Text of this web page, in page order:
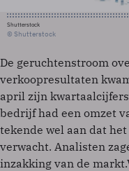
Shutterstock
© Shutterstock
De geruchtenstroom
verkoopresultaten
april zijn
bedrijf had een omzet
tekende wel aan dat
verwacht. Analisten
inzakking van de